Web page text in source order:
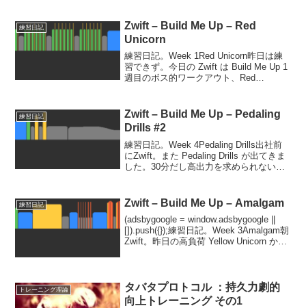
練習日記
Zwift – Build Me Up – Red
Unicorn
練習日記。Week 1Red Unicorn昨日は練
習できず。今日の Zwift は Build Me Up 1
週目のボス的ワークアウト、Red
練習日記
Zwift – Build Me Up – Pedaling
Drills #2
練習日記。Week 4Pedaling Drills出社前
にZwift。また Pedaling Drills が出てきま
した。30分だし高出力を求められないし
し喉が痛い...
練習日記 Zwift – Build Me Up – Amalgam
(adsbygoogle = window.adsbygoogle ||
[]).push({});練習日記。Week 3Amalgam朝
Zwift。昨日の高負荷 Yellow Unicorn から
トレーニング理論
タバタプロトコル ：持久力劇的
向上トレーニング その1